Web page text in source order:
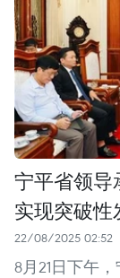
宁平省领导
实现突破性
22/08/2025 02:52
8月21日下午